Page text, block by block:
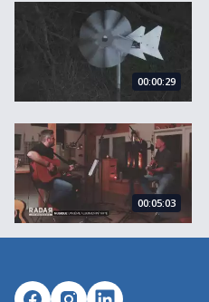
Vent de 120km/h à Planfayon
00:00:29
5ème album pour Jo Mettraux
00:05:03